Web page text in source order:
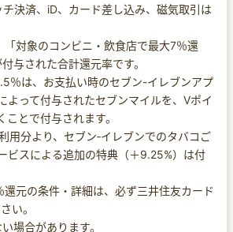
決済、iD、カード差し込み、磁気取引は
対象のコンビニ・飲食店で最大7％還
与された合計還元率です。
は、お支払い時のセブン-イレブンアプ
よって付与されたセブンマイルを、Vポイ
ことで付与されます。
用分より、セブン‐イレブンでのタバコご
ビスによる追加の特典（＋9.25%）は付
元の条件・詳細は、必ず三井住友カード
い。
場合があります。